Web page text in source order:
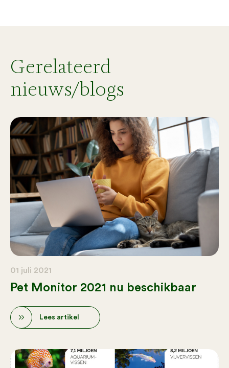
Gerelateerd
nieuws/blogs
01 juli 2021
Pet Monitor 2021 nu beschikbaar
Lees artikel